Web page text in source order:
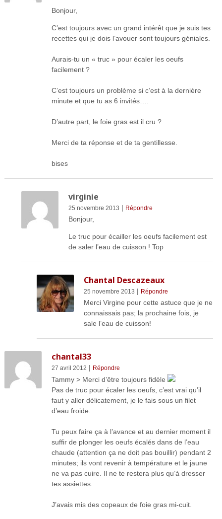
Bonjour,
C’est toujours avec un grand intérêt que je suis tes
recettes qui je dois l’avouer sont toujours géniales.
Aurais-tu un « truc » pour écaler les oeufs
facilement ?
C’est toujours un problème si c’est à la dernière
minute et que tu as 6 invités….
D’autre part, le foie gras est il cru ?
Merci de ta réponse et de ta gentillesse.
bises
virginie
25 novembre 2013 | Répondre
Bonjour,
Le truc pour écailler les oeufs facilement est
de saler l’eau de cuisson ! Top
Chantal Descazeaux
25 novembre 2013 | Répondre
Merci Virgine pour cette astuce que je ne
connaissais pas; la prochaine fois, je
sale l’eau de cuisson!
chantal33
27 avril 2012 | Répondre
Tammy > Merci d’être toujours fidèle
Pas de truc pour écaler les oeufs, c’est vrai qu’il
faut y aller délicatement, je le fais sous un filet
d’eau froide.
Tu peux faire ça à l’avance et au dernier moment il
suffir de plonger les oeufs écalés dans de l’eau
chaude (attention ça ne doit pas bouillir) pendant 2
minutes; ils vont revenir à température et le jaune
ne va pas cuire. Il ne te restera plus qu’à dresser
tes assiettes.
J’avais mis des copeaux de foie gras mi-cuit.